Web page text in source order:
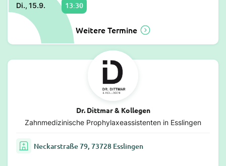
Di., 15.9. 13:30
Weitere Termine
Dr. Dittmar & Kollegen
Zahnmedizinische Prophylaxeassistenten in Esslingen
Neckarstraße 79, 73728 Esslingen